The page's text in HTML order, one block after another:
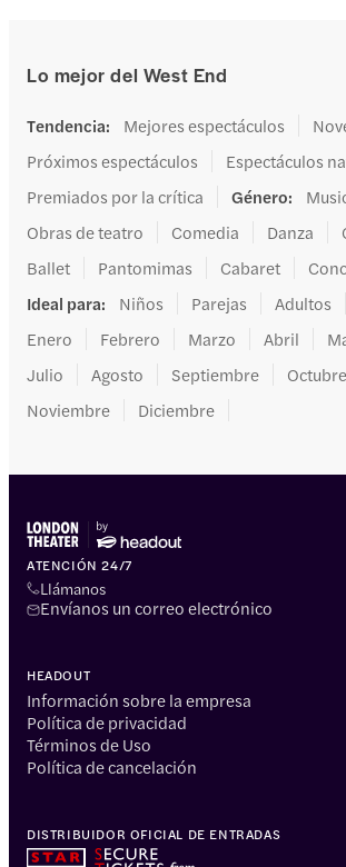
Lo mejor del West End
Tendencia: Mejores espectáculos
Próximos espectáculos
Espectáculos
Premiados por la crítica
Género:
Obras de teatro
Comedia Danza
Ballet
Pantomimas Cabaret
Ideal para: Niños Parejas Adultos
Enero
Febrero Marzo Abril
Julio
Agosto Septiembre
Octubre
Noviembre
Diciembre
ATENCIÓN 24/7
Llámanos
Envíanos un correo electrónico
HEADOUT
Información sobre la empresa
Política de privacidad
Términos de Uso
Política de cancelación
DISTRIBUIDOR OFICIAL DE ENTRADAS